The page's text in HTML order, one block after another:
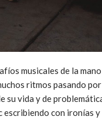
musicales de la
ritmos pasando
su vida y de
con ironías y